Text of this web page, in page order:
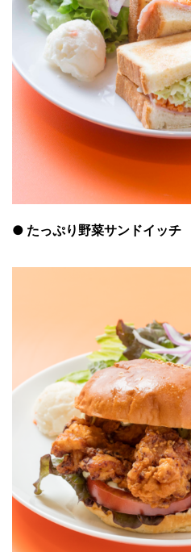
● たっぷり野菜サンドイッチ